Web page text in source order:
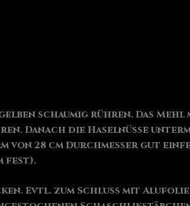
schaumig rühren. Das
Danach die Haselnüsse
von 28 cm Durchmesser gut
fest).
Evtl. zum Schluss mit